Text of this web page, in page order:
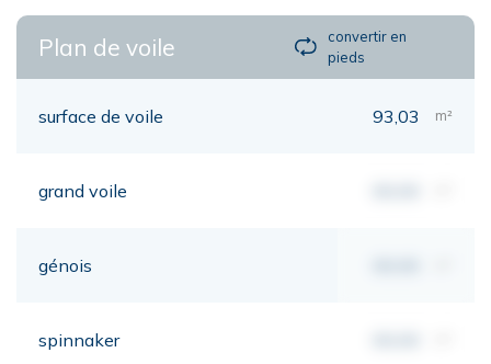
Plan de voile
convertir en
pieds
surface de voile 93,03 m²
grand voile
génois
spinnaker